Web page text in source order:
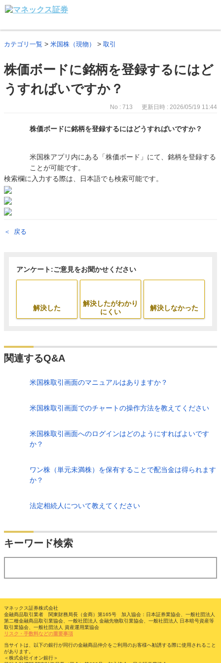
カテゴリ一覧 > 米国株（現物） > 取引
株価ボードに銘柄を登録するにはど
うすればいですか？
No : 713 更新日時 : 2026/05/19 11:44
株価ボードに銘柄を登録するにはどうすればいですか？
米国株アプリ内にある「株価ボード」にて、銘柄を登録する
ことが可能です。
検索欄に入力する際は、日本語でも検索可能です。
戻る
アンケート:ご意見をお聞かせください
解決した
解決したがわかり
にくい
解決しなかった
関連するQ&A
米国株取引画面のマニュアルはありますか？
米国株取引画面でのチャートの操作方法を教えてください
米国株取引画面へのログインはどのようにすればよいです
か？
ワン株（単元未満株）を保有することで配当金は得られます
か？
法定相続人について教えてください
キーワード検索
マネックス証券株式会社
金融商品取引業者 関東財務局長（金商）第165号 加入協会：日本証券業協会、一般社団法人
第二種金融商品取引業協会、一般社団法人 金融先物取引業協会、一般社団法人 日本暗号資産等
取引業協会、一般社団法人 資産運用業協会
リスク・手数料などの重要事項
当サイトは、以下の銀行が同行の金融商品仲介をご利用のお客様へ勧誘する際に使用されること
があります。
＜株式会社イオン銀行＞